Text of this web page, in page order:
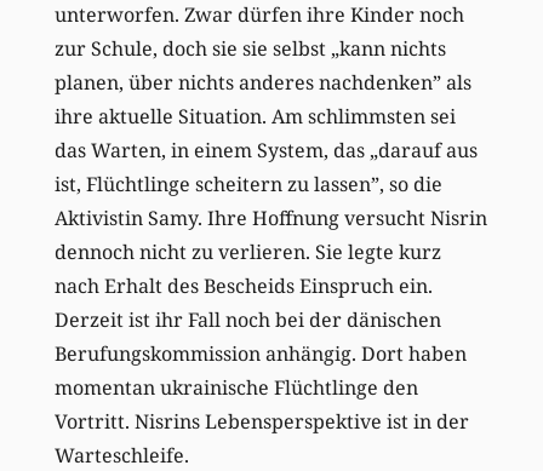
unterworfen. Zwar dürfen ihre Kinder noch
zur Schule, doch sie sie selbst „kann nichts
planen, über nichts anderes nachdenken” als
ihre aktuelle Situation. Am schlimmsten sei
das Warten, in einem System, das „darauf aus
ist, Flüchtlinge scheitern zu lassen”, so die
Aktivistin Samy. Ihre Hoffnung versucht Nisrin
dennoch nicht zu verlieren. Sie legte kurz
nach Erhalt des Bescheids Einspruch ein.
Derzeit ist ihr Fall noch bei der dänischen
Berufungskommission anhängig. Dort haben
momentan ukrainische Flüchtlinge den
Vortritt. Nisrins Lebensperspektive ist in der
Warteschleife.